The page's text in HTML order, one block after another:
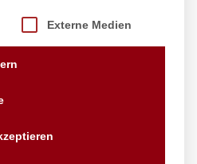
inkl. / exkl. MwSt.
sind seit über 40 Jahren
Sie da
Einwilligung erteilt werden kann.
Externe Medien